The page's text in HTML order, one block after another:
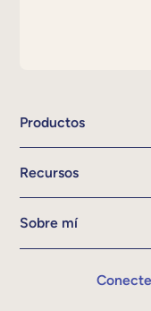
Productos
Recursos
Sobre mí